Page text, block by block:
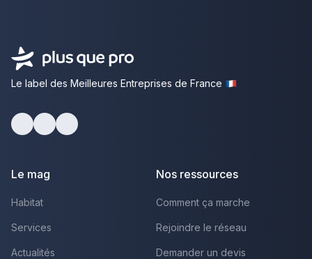
Le label des Meilleures Entreprises de France
Le mag
Habitat
Services
Actualités
Nos ressources
Comment ça marche
Rejoindre le réseau
Demander un devis